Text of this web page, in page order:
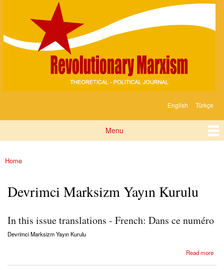
content
Marksizm
English Türkçe
Menu
You are here
Home
Devrimci Marksizm Yayın Kurulu
In this issue translations - French: Dans ce numéro
Devrimci Marksizm Yayın Kurulu
Read more